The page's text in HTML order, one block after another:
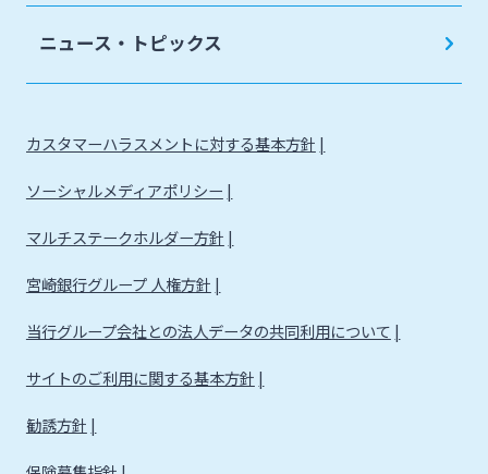
宮崎銀行について
ニュースリリース一覧
お問い合わせ先一覧
ニュース・トピックス
カスタマーハラスメントに対する基本方針
ソーシャルメディアポリシー
マルチステークホルダー方針
宮崎銀行グループ 人権方針
当行グループ会社との法人データの共同利用について
サイトのご利用に関する基本方針
勧誘方針